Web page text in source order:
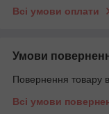
Всі умови оплати
Умови
Повернення товару
Всі умови